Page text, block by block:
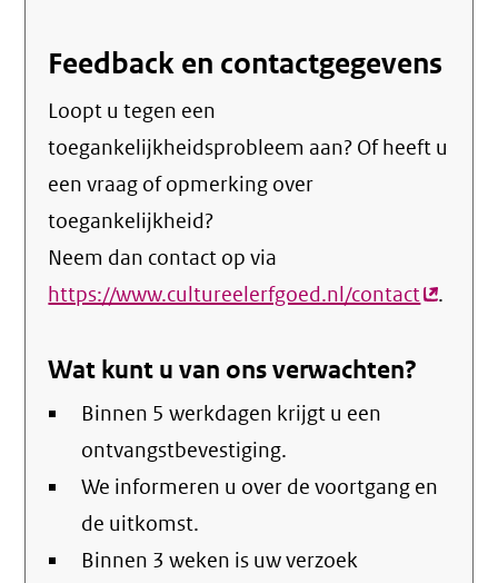
Feedback en contactgegevens
Loopt u tegen een
toegankelijkheidsprobleem aan? Of heeft u
een vraag of opmerking over
toegankelijkheid?
Neem dan contact op via
https://www.cultureelerfgoed.nl/contact(externe
.
Wat kunt u van ons verwachten?
Binnen 5 werkdagen krijgt u een
ontvangstbevestiging.
We informeren u over de voortgang en
de uitkomst.
Binnen 3 weken is uw verzoek